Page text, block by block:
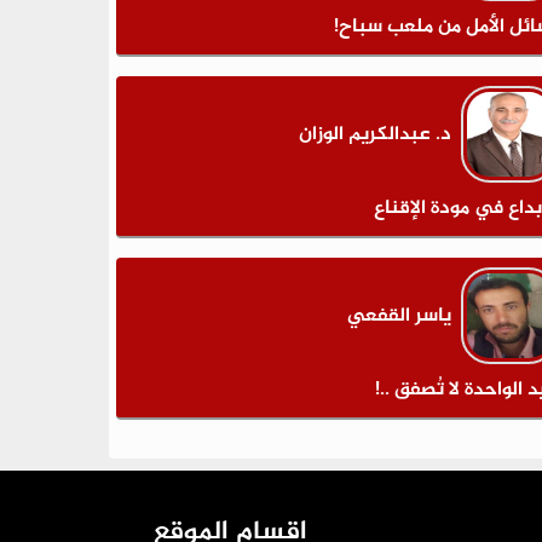
الأمل من ملعب سباح!
د. عبدالكريم الوزان
في مودة الإقناع
ياسر القفعي
الواحدة لا تُصفق ..!
اقسام الموقع